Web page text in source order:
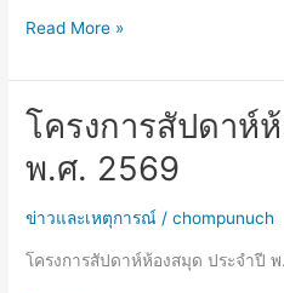
งาน
ด้วย
การ
ใช้
Turnitin
มือ
Read More »
โครงการสัปดาห์
พ.ศ. 2569
ข่าวและเหตุการณ์ /chompunuch
โครงการสัปดาห์ห้องสมุด ประจำปี
โครงการ
สัปดาห์
ห้อง
ประจำ
ปี